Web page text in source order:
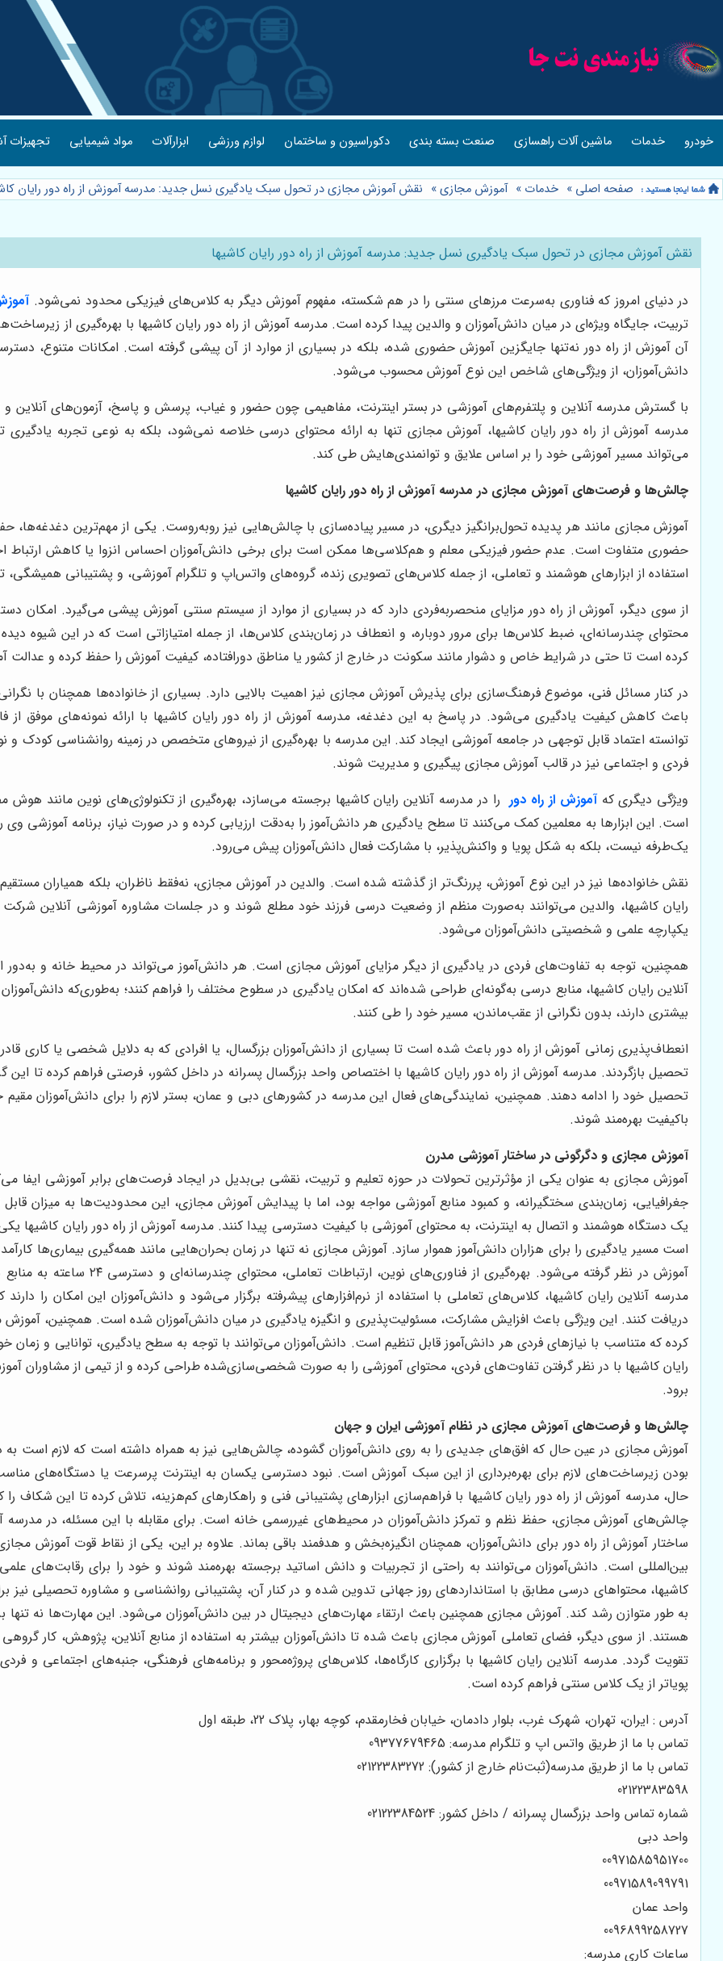
خودرو خدمات ماشین آلات راهسازی صنعت بسته بندی دکوراسیون و ساختمان لوازم ورزشی ابزارآلات مواد شیمیایی تجهیزات
صفحه اصلی » خدمات » آموزش مجازی» نقش آموزش مجازی در تحول سبک یادگیری نسل جدید: مدرسه آموزش از راه دور رایان
نقش آموزش مجازی در تحول سبک یادگیری نسل جدید: مدرسه آموزش از راه دور رایان کاشیها
در دنیای امروز که فناوری به‌سرعت مرزهای سنتی را در هم شکسته، مفهوم آموزش دیگر به کلاس‌های فیزیکی محدود نمی‌شود.
تربیت، جایگاه ویژه‌ای در میان دانش‌آموزان و والدین پیدا کرده است. مدرسه آموزش از راه دور رایان کاشیها با بهره‌گیری از
آن آموزش از راه دور نه‌تنها جایگزین آموزش حضوری شده، بلکه در بسیاری از موارد از آن پیشی گرفته است. امکانات متنوع،
دانش‌آموزان، از ویژگی‌های شاخص این نوع آموزش محسوب می‌شود.
با گسترش مدرسه آنلاین و پلتفرم‌های آموزشی در بستر اینترنت، مفاهیمی چون حضور و غیاب، پرسش و پاسخ، آزمون‌های آنلاین
مدرسه آموزش از راه دور رایان کاشیها، آموزش مجازی تنها به ارائه محتوای درسی خلاصه نمی‌شود، بلکه به نوعی تجربه
می‌تواند مسیر آموزشی خود را بر اساس علایق و توانمندی‌هایش طی کند.
چالش‌ها و فرصت‌های آموزش مجازی در مدرسه آموزش از راه دور رایان کاشیها
آموزش مجازی مانند هر پدیده تحول‌برانگیز دیگری، در مسیر پیاده‌سازی با چالش‌هایی نیز روبه‌روست. یکی از مهم‌ترین
حضوری متفاوت است. عدم حضور فیزیکی معلم و هم‌کلاسی‌ها ممکن است برای برخی دانش‌آموزان احساس انزوا یا کاهش ارتباط
استفاده از ابزارهای هوشمند و تعاملی، از جمله کلاس‌های تصویری زنده، گروه‌های واتس‌اپ و تلگرام آموزشی، و پشتیبانی
از سوی دیگر، آموزش از راه دور مزایای منحصر‌به‌فردی دارد که در بسیاری از موارد از سیستم سنتی آموزش پیشی می‌گیرد. امکان
محتوای چندرسانه‌ای، ضبط کلاس‌ها برای مرور دوباره، و انعطاف در زمان‌بندی کلاس‌ها، از جمله امتیازاتی است که در این شیوه
کرده است تا حتی در شرایط خاص و دشوار مانند سکونت در خارج از کشور یا مناطق دورافتاده، کیفیت آموزش را حفظ کرده و عدالت
در کنار مسائل فنی، موضوع فرهنگ‌سازی برای پذیرش آموزش مجازی نیز اهمیت بالایی دارد. بسیاری از خانواده‌ها همچنان با
باعث کاهش کیفیت یادگیری می‌شود. در پاسخ به این دغدغه، مدرسه آموزش از راه دور رایان کاشیها با ارائه نمونه‌های موفق از
توانسته اعتماد قابل توجهی در جامعه آموزشی ایجاد کند. این مدرسه با بهره‌گیری از نیروهای متخصص در زمینه روانشناسی
فردی و اجتماعی نیز در قالب آموزش مجازی پیگیری و مدیریت شوند.
ویژگی دیگری که آموزش از راه دور
است. این ابزارها به معلمین کمک می‌کنند تا سطح یادگیری هر دانش‌آموز را به‌دقت ارزیابی کرده و در صورت نیاز، برنامه آموزشی وی
یک‌طرفه نیست، بلکه به شکل پویا و واکنش‌پذیر، با مشارکت فعال دانش‌آموزان پیش می‌رود.
نقش خانواده‌ها نیز در این نوع آموزش، پررنگ‌تر از گذشته شده است. والدین در آموزش مجازی، نه‌فقط ناظران، بلکه همیاران
رایان کاشیها، والدین می‌توانند به‌صورت منظم از وضعیت درسی فرزند خود مطلع شوند و در جلسات مشاوره آموزشی آنلاین شرکت
یکپارچه علمی و شخصیتی دانش‌آموزان می‌شود.
همچنین، توجه به تفاوت‌های فردی در یادگیری از دیگر مزایای آموزش مجازی است. هر دانش‌آموز می‌تواند در محیط خانه و به‌دور
آنلاین رایان کاشیها، منابع درسی به‌گونه‌ای طراحی شده‌اند که امکان یادگیری در سطوح مختلف را فراهم کنند؛ به‌طوری‌که
بیشتری دارند، بدون نگرانی از عقب‌ماندن، مسیر خود را طی کنند.
انعطاف‌پذیری زمانی آموزش از راه دور باعث شده است تا بسیاری از دانش‌آموزان بزرگسال، یا افرادی که به دلایل شخصی یا کاری
تحصیل بازگردند. مدرسه آموزش از راه دور رایان کاشیها با اختصاص واحد بزرگسال پسرانه در داخل کشور، فرصتی فراهم کرده تا این
تحصیل خود را ادامه دهند. همچنین، نمایندگی‌های فعال این مدرسه در کشورهای دبی و عمان، بستر لازم را برای دانش‌آموزان
باکیفیت بهره‌مند شوند.
آموزش مجازی و دگرگونی در ساختار آموزشی مدرن
آموزش مجازی به عنوان یکی از مؤثرترین تحولات در حوزه تعلیم و تربیت، نقشی بی‌بدیل در ایجاد فرصت‌های برابر آموزشی
جغرافیایی، زمان‌بندی سختگیرانه، و کمبود منابع آموزشی مواجه بود، اما با پیدایش آموزش مجازی، این محدودیت‌ها به میزان
یک دستگاه هوشمند و اتصال به اینترنت، به محتوای آموزشی با کیفیت دسترسی پیدا کنند. مدرسه آموزش از راه دور رایان کاشیها
است مسیر یادگیری را برای هزاران دانش‌آموز هموار سازد. آموزش مجازی نه تنها در زمان بحران‌هایی مانند همه‌گیری بیماری‌ها
آموزش در نظر گرفته می‌شود.
مدرسه آنلاین رایان کاشیها، کلاس‌های تعاملی با استفاده از نرم‌افزارهای پیشرفته برگزار می‌شود و دانش‌آموزان این امکان را
دریافت کنند. این ویژگی باعث افزایش مشارکت، مسئولیت‌پذیری و انگیزه یادگیری در میان دانش‌آموزان شده است. همچنین، آموزش
کرده که متناسب با نیازهای فردی هر دانش‌آموز قابل تنظیم است. دانش‌آموزان می‌توانند با توجه به سطح یادگیری، توانایی و زمان
رایان کاشیها با در نظر گرفتن تفاوت‌های فردی، محتوای آموزشی را به صورت شخصی‌سازی‌شده طراحی کرده و از تیمی از مشاوران
برود.
چالش‌ها و فرصت‌های آموزش مجازی در نظام آموزشی ایران و جهان
آموزش مجازی در عین حال که افق‌های جدیدی را به روی دانش‌آموزان گشوده، چالش‌هایی نیز به همراه داشته است که لازم است به
بودن زیرساخت‌های لازم برای بهره‌برداری از این سبک آموزش است. نبود دسترسی یکسان به اینترنت پرسرعت یا دستگاه‌های
حال، مدرسه آموزش از راه دور رایان کاشیها با فراهم‌سازی ابزارهای پشتیبانی فنی و راهکارهای کم‌هزینه، تلاش کرده تا این
چالش‌های آموزش مجازی، حفظ نظم و تمرکز دانش‌آموزان در محیط‌های غیررسمی خانه است. برای مقابله با این مسئله، در مدرسه
ساختار آموزش از راه دور برای دانش‌آموزان، همچنان انگیزه‌بخش و هدفمند باقی بماند. علاوه بر این، یکی از نقاط قوت آموزش
بین‌المللی است. دانش‌آموزان می‌توانند به راحتی از تجربیات و دانش اساتید برجسته بهره‌مند شوند و خود را برای رقابت‌های
کاشیها، محتواهای درسی مطابق با استانداردهای روز جهانی تدوین شده و در کنار آن، پشتیبانی روانشناسی و مشاوره تحصیلی نیز
به طور متوازن رشد کند. آموزش مجازی همچنین باعث ارتقاء مهارت‌های دیجیتال در بین دانش‌آموزان می‌شود. این مهارت‌ها نه تنها
هستند. از سوی دیگر، فضای تعاملی آموزش مجازی باعث شده تا دانش‌آموزان بیشتر به استفاده از منابع آنلاین، پژوهش، کار
تقویت گردد. مدرسه آنلاین رایان کاشیها با برگزاری کارگاه‌ها، کلاس‌های پروژه‌محور و برنامه‌های فرهنگی، جنبه‌های اجتماعی و
پویاتر از یک کلاس سنتی فراهم کرده است.
آدرس : ایران، تهران، شهرک غرب، بلوار دادمان، خیابان فخارمقدم، کوچه بهار، پلاک 22، طبقه اول
تماس با ما از طریق واتس اپ و تلگرام مدرسه: 09377679465
تماس با ما از طریق مدرسه(ثبت‌نام خارج از کشور): 02122383272
02122383598
شماره تماس واحد بزرگسال پسرانه / داخل کشور: 02122384524
واحد دبی
00971585951700
00971589099791
واحد عمان
0096899258727
ساعات کاری مدرسه: